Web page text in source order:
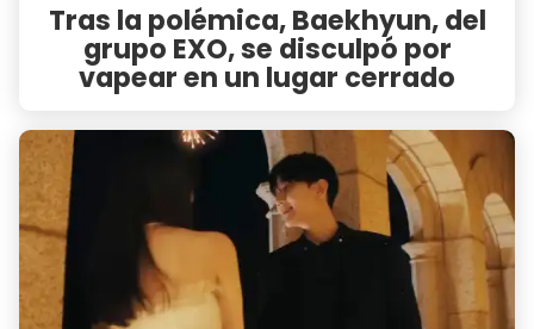
Tras la polémica, Baekhyun, del
grupo EXO, se disculpó por
vapear en un lugar cerrado